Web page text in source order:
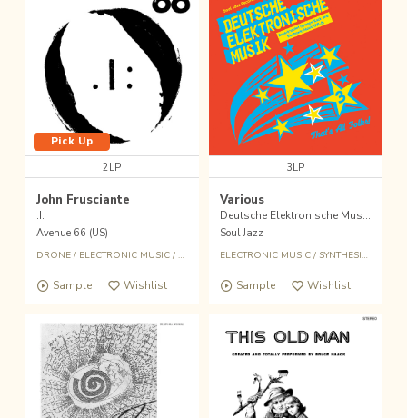
Pick Up
2LP
John Frusciante
.I:
Avenue 66 (US)
DRONE/ ELECTRONIC MUSIC/ PYCHEDELIC
Sample Wishlist
3LP
Various
Deutsche Elektronische Musik 3 - Experimental German Rock and Electronic Music 1971-81
Soul Jazz
ELECTRONIC MUSIC/ SYNTHESIZER
Sample Wishlist